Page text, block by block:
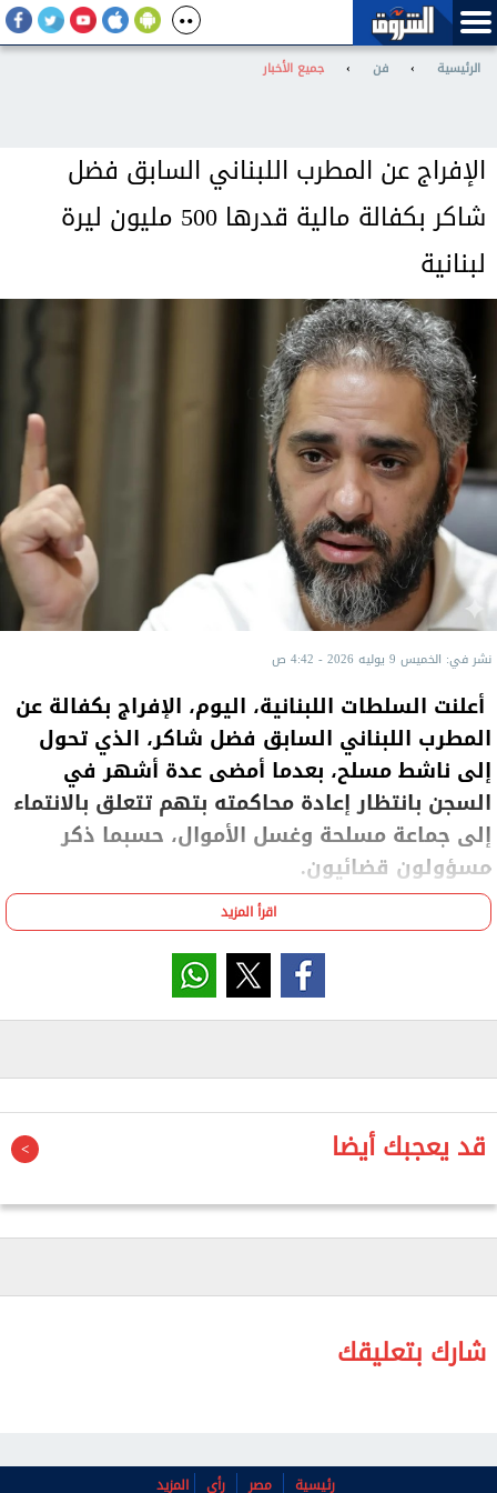
الرئيسية › فن › جميع الأخبار
الإفراج عن المطرب اللبناني السابق فضل
شاكر بكفالة مالية قدرها 500 مليون ليرة
لبنانية
نشر في: الخميس 9 يوليه 2026 - 4:42 ص
أعلنت السلطات اللبنانية، اليوم، الإفراج بكفالة عن
المطرب اللبناني السابق فضل شاكر، الذي تحول
إلى ناشط مسلح، بعدما أمضى عدة أشهر في
السجن بانتظار إعادة محاكمته بتهم تتعلق بالانتماء
إلى جماعة مسلحة وغسل الأموال، حسبما ذكر
مسؤولون قضائيون.
وكان شاكر قد سلم نفسه إلى جهاز الاستخبارات
اختبائه في مخيم عين الحلوة للاجئين الفلسطينيين قرب
مدينة صيدا الساحلية.
وحوكم شاكر غيابيا في عام 2020، وصدر بحقه حكم
خلفية الاشتباكات الدامية التي اندلعت في عام 2013 بين
مسلحين سنة وعناصر من الجيش اللبناني في محيط مدينة
صيدا.
وقال أربعة مسؤولين قضائيين إن شاكر دفع كفالة مالية
الاتهامات، من بينها الانتماء إلى جماعة مسلحة، وتمويل
جماعات مسلحة، وغسل الأموال، إضافة إلى التهمة الأبرز
ولم يرد شاكر أو محاميه على طلبات التعليق بشأن قرار
اقرأ المزيد
قد يعجبك أيضا
شارك بتعليقك
رئيسية مصر رأي المزيد